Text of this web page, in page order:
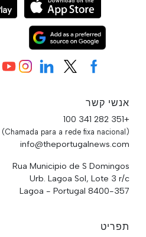
אנשי קשר
+351 282 341 100
(Chamada para a rede fixa nacional)
info@theportugalnews.com
Rua Municipio de S Domingos
Urb. Lagoa Sol, Lote 3 r/c
8400-357 Lagoa - Portugal
תפריט